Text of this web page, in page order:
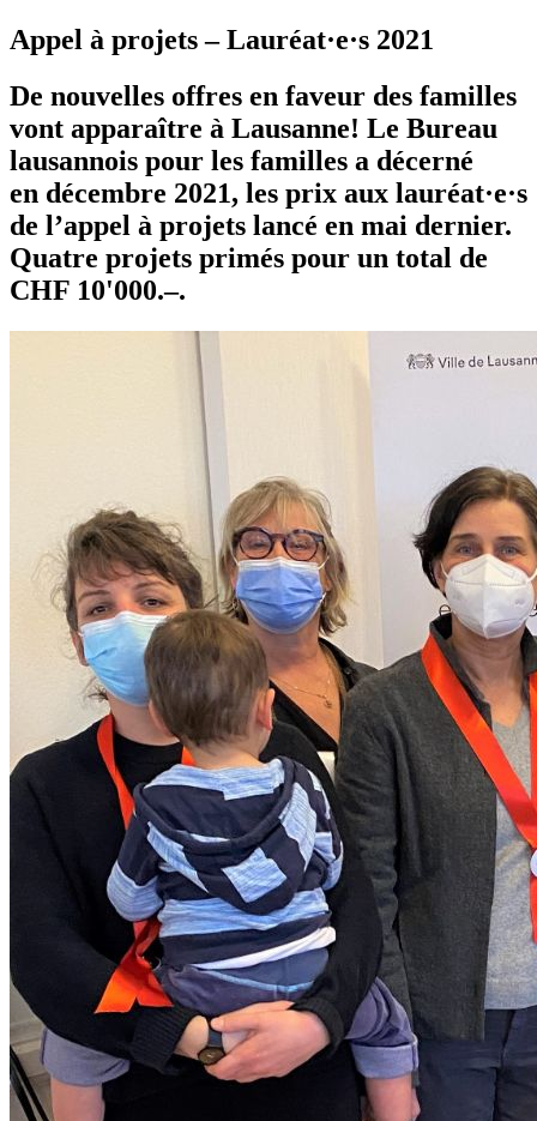
Appel à projets – Lauréat·e·s 2021
De nouvelles offres en faveur des familles
vont apparaître à Lausanne! Le Bureau
lausannois pour les familles a décerné
en décembre 2021, les prix aux lauréat·e·s
de l’appel à projets lancé en mai dernier.
Quatre projets primés pour un total de
CHF 10'000.–.